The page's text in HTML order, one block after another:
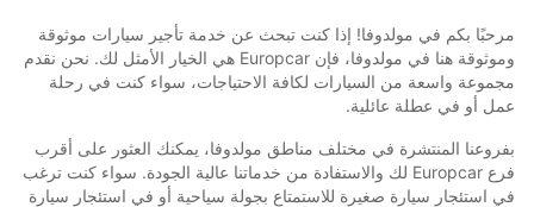
مرحبًا بكم في مولدوفا! إذا كنت تبحث عن خدمة تأجير سيارات موثوقة
وموثوقة هنا في مولدوفا، فإن Europcar هي الخيار الأمثل لك. نحن نقدم
مجموعة واسعة من السيارات لكافة الاحتياجات، سواء كنت في رحلة
عمل أو في عطلة عائلية.
بفروعنا المنتشرة في مختلف مناطق مولدوفا، يمكنك العثور على أقرب
فرع Europcar لك والاستفادة من خدماتنا عالية الجودة. سواء كنت ترغب
في استئجار سيارة صغيرة للاستمتاع بجولة سياحية أو في استئجار سيارة